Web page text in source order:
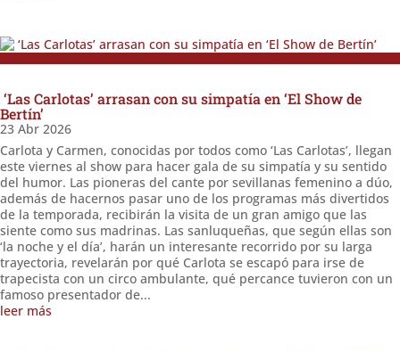
‘Las Carlotas’ arrasan con su simpatía en ‘El Show de
Bertín’
23 Abr 2026
Carlota y Carmen, conocidas por todos como ‘Las Carlotas’, llegan
este viernes al show para hacer gala de su simpatía y su sentido
del humor. Las pioneras del cante por sevillanas femenino a dúo,
además de hacernos pasar uno de los programas más divertidos
de la temporada, recibirán la visita de un gran amigo que las
siente como sus madrinas. Las sanluqueñas, que según ellas son
‘la noche y el día’, harán un interesante recorrido por su larga
trayectoria, revelarán por qué Carlota se escapó para irse de
trapecista con un circo ambulante, qué percance tuvieron con un
famoso presentador de...
leer más